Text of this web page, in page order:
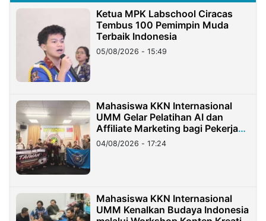
Ketua MPK Labschool Ciracas
Tembus 100 Pemimpin Muda
Terbaik Indonesia
05/08/2026 - 15:49
Mahasiswa KKN Internasional
UMM Gelar Pelatihan AI dan
Affiliate Marketing bagi Pekerja
Migran Indonesia di Taiwan
04/08/2026 - 17:24
Mahasiswa KKN Internasional
UMM Kenalkan Budaya Indonesia